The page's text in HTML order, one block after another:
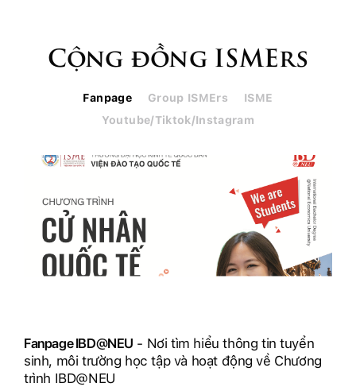
Cộng đồng ISMErs
Fanpage Group ISMErs
ISME
Youtube/Tiktok/Instagram
Fanpage IBD@NEU - Nơi tìm hiểu thông tin tuyển
sinh, môi trường học tập và hoạt động về Chương
trình IBD@NEU